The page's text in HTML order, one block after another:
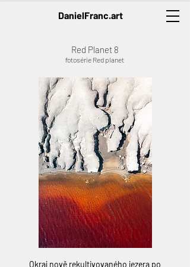
DanielFranc.art
Red Planet 8
fotosérie Red planet
Okraj nově rekultivovaného jezera po